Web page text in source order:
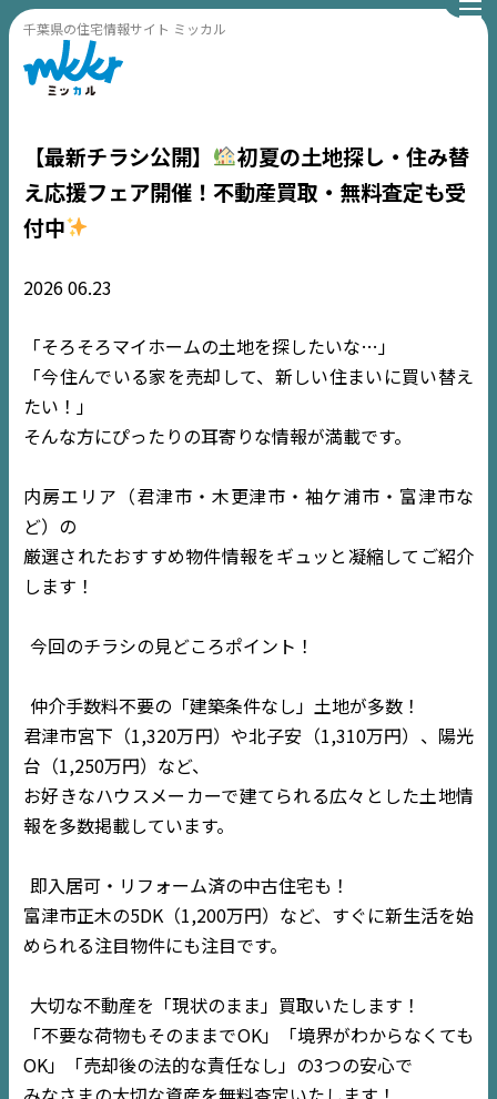
千葉県の住宅情報サイト ミッカル
【最新チラシ公開】
初夏の土地探し・住み替
え応援フェア開催！不動産買取・無料査定も受
付中
202606.23
「そろそろマイホームの土地を探したいな…」
「今住んでいる家を売却して、新しい住まいに買い替え
たい！」
そんな方にぴったりの耳寄りな情報が満載です。
内房エリア（君津市・木更津市・袖ケ浦市・富津市な
ど）の
厳選されたおすすめ物件情報をギュッと凝縮してご紹介
します！
今回のチラシの見どころポイント！
仲介手数料不要の「建築条件なし」土地が多数！
君津市宮下（1,320万円）や北子安（1,310万円）、陽光
台（1,250万円）など、
お好きなハウスメーカーで建てられる広々とした土地情
報を多数掲載しています。
即入居可・リフォーム済の中古住宅も！
富津市正木の5DK（1,200万円）など、すぐに新生活を始
められる注目物件にも注目です。
大切な不動産を「現状のまま」買取いたします！
「不要な荷物もそのままでOK」「境界がわからなくても
OK」「売却後の法的な責任なし」の3つの安心で